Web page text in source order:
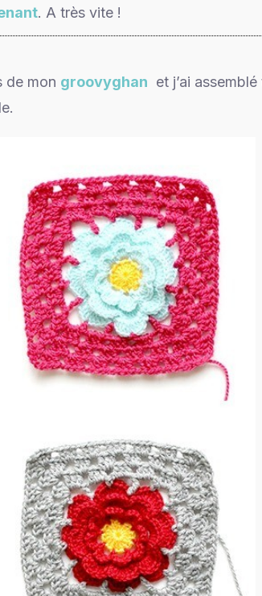
. A très vite !
de mon groovyghan et j’ai